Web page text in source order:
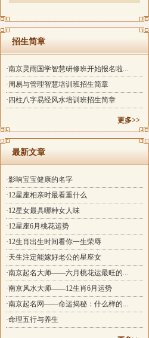
招生简章
·南京灵雨国学智慧研修班开始报名啦...
·周易与管理智慧培训班招生简章
·四柱八字易经风水培训班招生简章
更多>>
最新文章
·影响宝宝健康的名字
·12星座相亲时最看重什么
·12星女最具哪种女人味
·12星座6月桃花运势
·12生肖出生时间看你一生荣辱
·天生注定能嫁好老公的星座女
·南京起名大师——六月桃花运最旺的...
·南京风水大师——12生肖6月运势
·南京起名网——命运揭秘：什么样的...
·命理五行与养生